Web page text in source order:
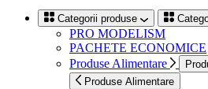
Categorii produse
PRO MODELISM
PACHETE ECONOMICE
Produse Alimentare
Produse Alimentare